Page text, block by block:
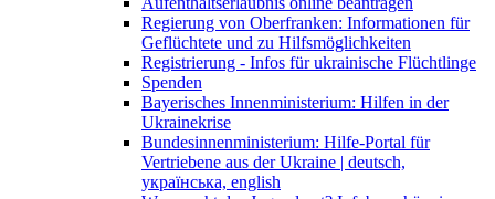
Regierung von Oberfranken: Informationen für
Geflüchtete und zu Hilfsmöglichkeiten
Registrierung - Infos für ukrainische Flüchtlinge
Spenden
Bayerisches Innenministerium: Hilfen in der
Ukrainekrise
Bundesinnenministerium: Hilfe-Portal für
Vertriebene aus der Ukraine | deutsch,
українська, english